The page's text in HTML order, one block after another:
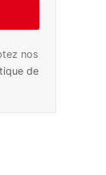
nos
de